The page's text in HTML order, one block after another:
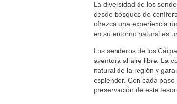
La diversidad de los
desde bosques de
ofrezca una experiencia
en su entorno natural es
Los senderos de los
aventura al aire libre. La
natural de la región y
esplendor. Con cada
preservación de este